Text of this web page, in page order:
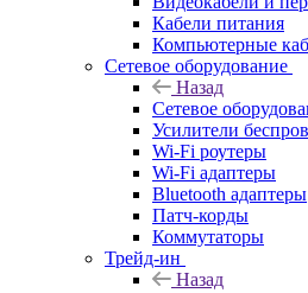
Кабели питания
Компьютерные
Сетевое оборудование
Назад
Сетевое
Усилители
Wi-Fi роутеры
Wi-Fi адаптеры
Bluetooth адаптеры
Патч-корды
Коммутаторы
Трейд-ин
Назад